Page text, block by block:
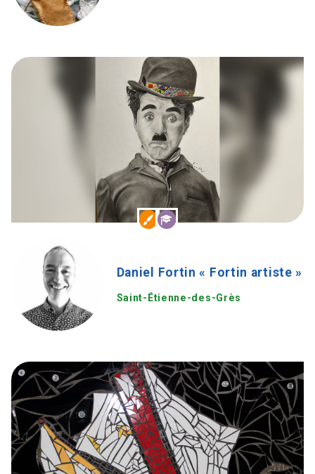
Daniel Fortin « Fortin artiste »
Saint-Étienne-des-Grès